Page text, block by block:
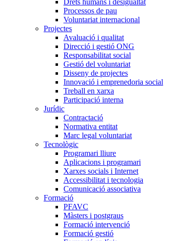
Drets humans i desigualtat
Processos de pau
Voluntariat internacional
Projectes
Avaluació i qualitat
Direcció i gestió ONG
Responsabilitat social
Gestió del voluntariat
Disseny de projectes
Innovació i emprenedoria social
Treball en xarxa
Participació interna
Jurídic
Contractació
Normativa entitat
Marc legal voluntariat
Tecnològic
Programari lliure
Aplicacions i programari
Xarxes socials i Internet
Accessibilitat i tecnologia
Comunicació associativa
Formació
PFAVC
Màsters i postgraus
Formació intervenció
Formació gestió